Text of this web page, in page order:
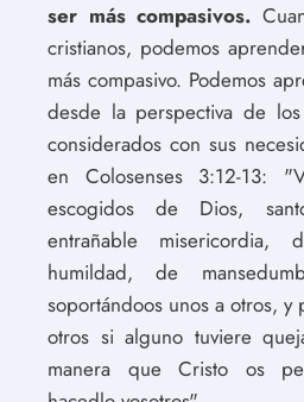
ser más compasivos.
cristianos, podemos
más compasivo. Podemos
desde la perspectiva de
considerados con sus
en Colosenses 3:12-13:
escogidos de Dios,
entrañable misericordia,
humildad, de
soportándoos unos a otros, y
otros si alguno tuviere
manera que Cristo os